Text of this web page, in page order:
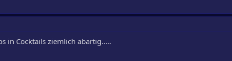
in Cocktails ziemlich abartig.....